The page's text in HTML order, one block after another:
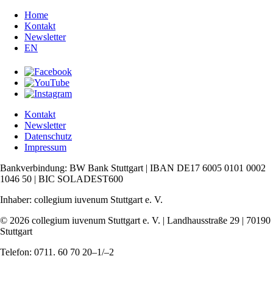
Home
Kontakt
Newsletter
EN
Kontakt
Newsletter
Datenschutz
Impressum
Bankverbindung: BW Bank Stuttgart | IBAN DE17 6005 0101 0002
1046 50 | BIC SOLADEST600
Inhaber: collegium iuvenum Stuttgart e. V.
© 2026 collegium iuvenum Stuttgart e. V. | Landhausstraße 29 | 70190
Stuttgart
Telefon: 0711. 60 70 20–1/–2